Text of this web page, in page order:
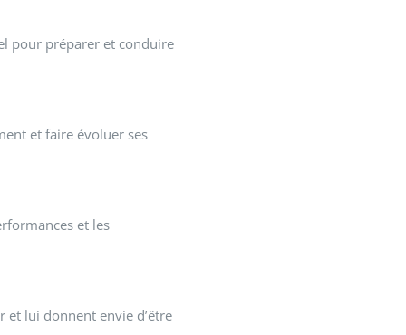
pour préparer et conduire
et faire évoluer ses
et les
lui donnent envie d’être